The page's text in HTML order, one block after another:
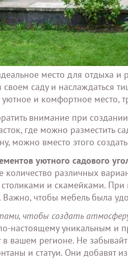
место для отдыха
своем саду и
и комфортное место,
внимание при
где можно разместить
можно вместо этого
уютного садового
количество различных
и скамейками.
Важно, чтобы мебель была
чтобы создать
настоящему уникальным
вашем регионе. Не
и статуи. Они добавят